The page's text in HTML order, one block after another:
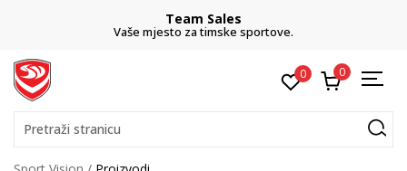
CLICK& COLLECT
besplatno preuzimanje u trgovini
0 0
Pretraži stranicu